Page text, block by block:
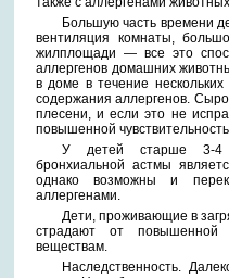
Большую часть времени
вентиляция комнаты,
жилплощади — все это
аллергенов домашних
в доме в течение
содержания аллергенов.
плесени, и если это не
повышенной
У детей старше 3-4
бронхиальной астмы
однако возможны и
аллергенами.
Дети, проживающие в
страдают от повышенной
веществам.
Наследственность.